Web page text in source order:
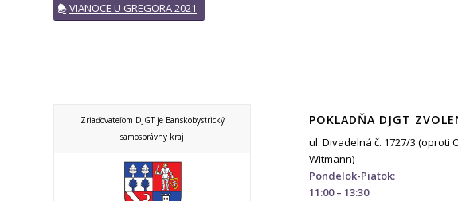
VIANOCE U GREGORA 2021
Zriaďovateľom DJGT je Banskobystrický
samosprávny kraj
POKLADŇA DJGT
ul. Divadelná č. 1727/3 (oproti
Witmann)
Pondelok-Piatok:
11:00 – 13:30